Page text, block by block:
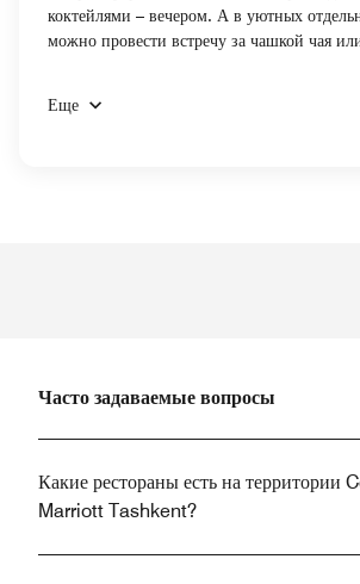
коктейлями – вечером. А в уютных
можно провести встречу за чашкой чая
Еще
Часто задаваемые вопросы
Какие рестораны есть на территории
Marriott Tashkent?